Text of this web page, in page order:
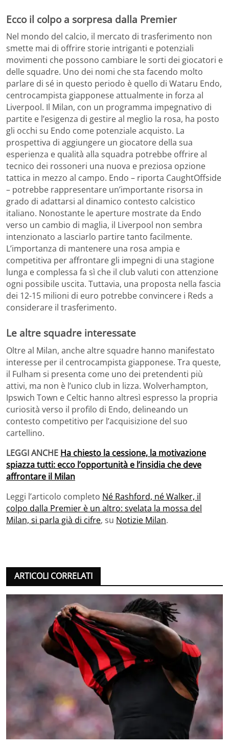
Ecco il colpo a sorpresa dalla Premier
Nel mondo del calcio, il mercato di trasferimento non
smette mai di offrire storie intriganti e potenziali
movimenti che possono cambiare le sorti dei giocatori e
delle squadre. Uno dei nomi che sta facendo molto
parlare di sé in questo periodo è quello di Wataru Endo,
centrocampista giapponese attualmente in forza al
Liverpool. Il Milan, con un programma impegnativo di
partite e l’esigenza di gestire al meglio la rosa, ha posto
gli occhi su Endo come potenziale acquisto. La
prospettiva di aggiungere un giocatore della sua
esperienza e qualità alla squadra potrebbe offrire al
tecnico dei rossoneri una nuova e preziosa opzione
tattica in mezzo al campo. Endo – riporta CaughtOffside
– potrebbe rappresentare un’importante risorsa in
grado di adattarsi al dinamico contesto calcistico
italiano. Nonostante le aperture mostrate da Endo
verso un cambio di maglia, il Liverpool non sembra
intenzionato a lasciarlo partire tanto facilmente.
L’importanza di mantenere una rosa ampia e
competitiva per affrontare gli impegni di una stagione
lunga e complessa fa sì che il club valuti con attenzione
ogni possibile uscita. Tuttavia, una proposta nella fascia
dei 12-15 milioni di euro potrebbe convincere i Reds a
considerare il trasferimento.
Le altre squadre interessate
Oltre al Milan, anche altre squadre hanno manifestato
interesse per il centrocampista giapponese. Tra queste,
il Fulham si presenta come uno dei pretendenti più
attivi, ma non è l’unico club in lizza. Wolverhampton,
Ipswich Town e Celtic hanno altresì espresso la propria
curiosità verso il profilo di Endo, delineando un
contesto competitivo per l’acquisizione del suo
cartellino.
LEGGI ANCHE Ha chiesto la cessione, la motivazione
spiazza tutti: ecco l’opportunità e l’insidia che deve
affrontare il Milan
Leggi l’articolo completo Né Rashford, né Walker, il
colpo dalla Premier è un altro: svelata la mossa del
Milan, si parla già di cifre, su Notizie Milan.
ARTICOLI CORRELATI